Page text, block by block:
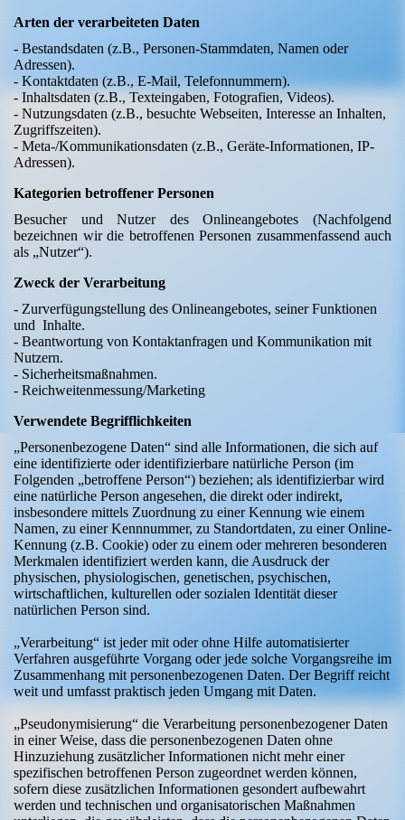
Arten der verarbeiteten Daten
- Bestandsdaten (z.B., Personen-Stammdaten, Namen oder
Adressen).
- Kontaktdaten (z.B., E-Mail, Telefonnummern).
- Inhaltsdaten (z.B., Texteingaben, Fotografien, Videos).
- Nutzungsdaten (z.B., besuchte Webseiten, Interesse an Inhalten,
Zugriffszeiten).
- Meta-/Kommunikationsdaten (z.B., Geräte-Informationen, IP-
Adressen).
Kategorien betroffener Personen
Besucher und Nutzer des Onlineangebotes (Nachfolgend
bezeichnen wir die betroffenen Personen zusammenfassend auch
als „Nutzer“).
Zweck der Verarbeitung
- Zurverfügungstellung des Onlineangebotes, seiner Funktionen
und Inhalte.
- Beantwortung von Kontaktanfragen und Kommunikation mit
Nutzern.
- Sicherheitsmaßnahmen.
- Reichweitenmessung/Marketing
Verwendete Begrifflichkeiten
„Personenbezogene Daten“ sind alle Informationen, die sich auf
eine identifizierte oder identifizierbare natürliche Person (im
Folgenden „betroffene Person“) beziehen; als identifizierbar wird
eine natürliche Person angesehen, die direkt oder indirekt,
insbesondere mittels Zuordnung zu einer Kennung wie einem
Namen, zu einer Kennnummer, zu Standortdaten, zu einer Online-
Kennung (z.B. Cookie) oder zu einem oder mehreren besonderen
Merkmalen identifiziert werden kann, die Ausdruck der
physischen, physiologischen, genetischen, psychischen,
wirtschaftlichen, kulturellen oder sozialen Identität dieser
natürlichen Person sind.
„Verarbeitung“ ist jeder mit oder ohne Hilfe automatisierter
Verfahren ausgeführte Vorgang oder jede solche Vorgangsreihe im
Zusammenhang mit personenbezogenen Daten. Der Begriff reicht
weit und umfasst praktisch jeden Umgang mit Daten.
„Pseudonymisierung“ die Verarbeitung personenbezogener Daten
in einer Weise, dass die personenbezogenen Daten ohne
Hinzuziehung zusätzlicher Informationen nicht mehr einer
spezifischen betroffenen Person zugeordnet werden können,
sofern diese zusätzlichen Informationen gesondert aufbewahrt
werden und technischen und organisatorischen Maßnahmen